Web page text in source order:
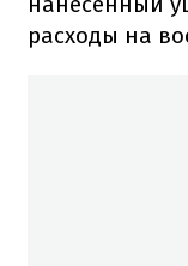
расходы на